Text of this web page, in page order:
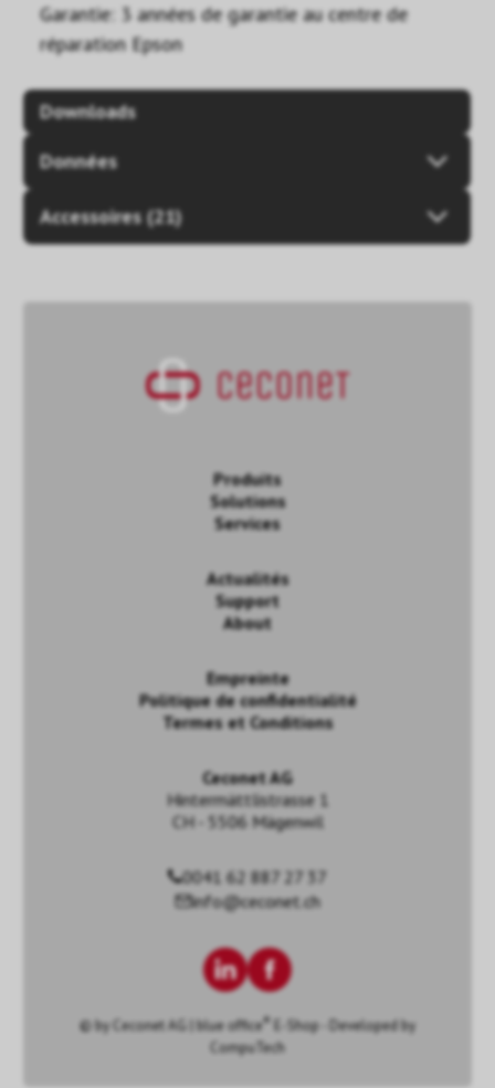
Garantie: 3 années de garantie au centre de
réparation Epson
Downloads
Données
Accessoires (21)
Produits
Solutions
Services
Actualités
Support
About
Empreinte
Politique de confidentialité
Termes et Conditions
Ceconet AG
Hintermättlistrasse 1
CH - 5506 Mägenwil
0041 62 887 27 37
info@ceconet.ch
© by Ceconet AG blue office ®
E-Shop - Developed by
CompuTech